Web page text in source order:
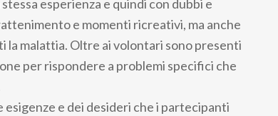
esperienza e quindi con dubbi e
e momenti ricreativi, ma anche
la malattia. Oltre ai volontari sono presenti
per rispondere a problemi specifici che
esigenze e dei desideri che i partecipanti